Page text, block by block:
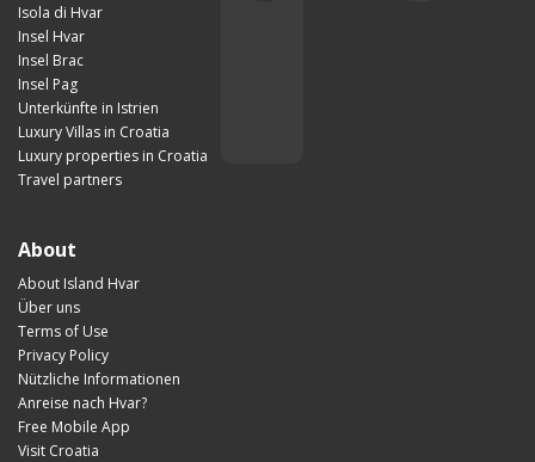
Isola di Hvar
Insel Hvar
Insel Brac
Insel Pag
Unterkünfte in Istrien
Luxury Villas in Croatia
Luxury properties in Croatia
Travel partners
About
About Island Hvar
Über uns
Terms of Use
Privacy Policy
Nützliche Informationen
Anreise nach Hvar?
Free Mobile App
Visit Croatia